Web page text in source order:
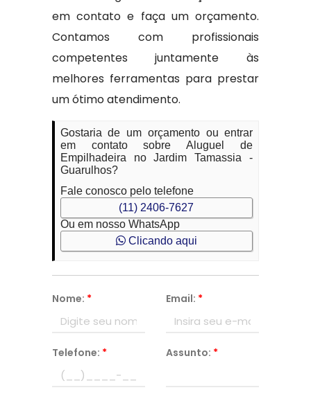
em contato e faça um orçamento.
Contamos com profissionais
competentes juntamente às
melhores ferramentas para prestar
um ótimo atendimento.
Gostaria de um orçamento ou entrar
em contato sobre Aluguel de
Empilhadeira no Jardim Tamassia -
Guarulhos?
Fale conosco pelo telefone
(11) 2406-7627
Ou em nosso WhatsApp
Clicando aqui
Nome: * Email: *
Telefone: * Assunto: *